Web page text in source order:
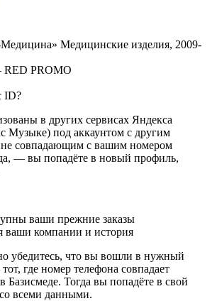
Медицинские изделия, 2009-
PROMO
ID?
в других сервисах Яндекса
Музыке) под аккаунтом с другим
совпадающим с вашим номером
— вы попадёте в новый профиль,
ваши прежние заказы
ваши компании и история
убедитесь, что вы вошли в нужный
где номер телефона совпадает
Тогда вы попадёте в свой
всеми данными.